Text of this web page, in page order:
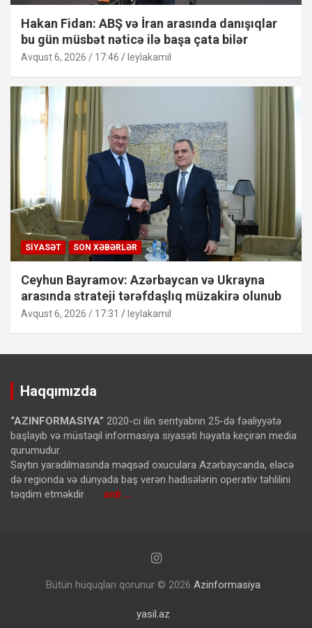
Hakan Fidan: ABŞ və İran arasında danışıqlar
bu gün müsbət nəticə ilə başa çata bilər
Avqust 6, 2026 / 17:46 leylakamil
SIYASƏT SON XƏBƏRLƏR
Ceyhun Bayramov: Azərbaycan və Ukrayna
arasında strateji tərəfdaşlıq müzakirə olunub
Avqust 6, 2026 / 17:31 leylakamil
Haqqımızda
“AZINFORMASIYA” 2020-cı ilin sentyabrın 25-də fəaliyyətə
başlayıb və müstəqil informasiya siyasəti həyata keçirən media
qurumudur.
Saytın yaradılmasında məqsəd oxuculara Azərbaycanda, eləcə
də regionda və dünyada baş verən hadisələrin operativ təhlilini
təqdim etməkdir ardı …
Bütün hüquqları qorunur © 2026 Azinformasiya
yasil.az